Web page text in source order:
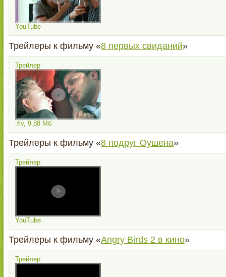
YouTube
Трейлеры к фильму «8 первых свиданий»
Трейлер
.flv, 9.88 Мб
Трейлеры к фильму «8 подруг Оушена»
Трейлер
YouTube
Трейлеры к фильму «Angry Birds 2 в кино»
Трейлер